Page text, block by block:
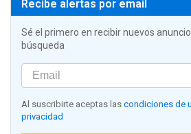
Recibe alertas por email
Sé el primero en recibir nuevos
búsqueda
Al suscribirte aceptas las condiciones de
privacidad